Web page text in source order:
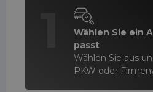
Wählen Sie ein
passt
Wählen Sie aus
PKW oder